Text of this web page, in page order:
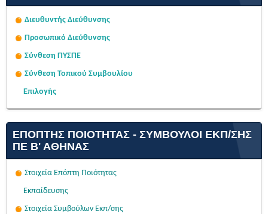
Διευθυντής Διεύθυνσης
Προσωπικό Διεύθυνσης
Σύνθεση ΠΥΣΠΕ
Σύνθεση Τοπικού Συμβουλίου
Επιλογής
ΕΠΌΠΤΗΣ ΠΟΙΌΤΗΤΑΣ - ΣΎΜΒΟΥΛΟΙ ΕΚΠ/ΣΗΣ
ΠΕ Β' ΑΘΉΝΑΣ
Στοιχεία Επόπτη Ποιότητας
Εκπαίδευσης
Στοιχεία Συμβούλων Εκπ/σης